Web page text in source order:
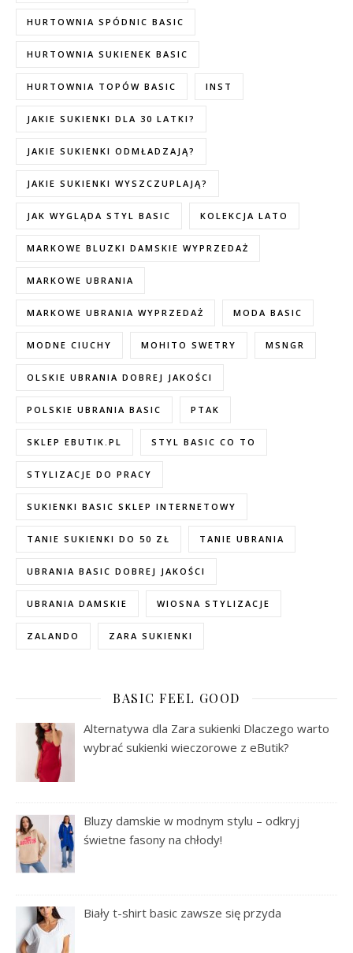
HURTOWNIA SPÓDNIC BASIC
HURTOWNIA SUKIENEK BASIC
HURTOWNIA TOPÓW BASIC INST
JAKIE SUKIENKI DLA 30 LATKI?
JAKIE SUKIENKI ODMŁADZAJĄ?
JAKIE SUKIENKI WYSZCZUPLAJĄ?
JAK WYGLĄDA STYL BASIC KOLEKCJA LATO
MARKOWE BLUZKI DAMSKIE WYPRZEDAŻ
MARKOWE UBRANIA
MARKOWE UBRANIA WYPRZEDAŻ MODA BASIC
MODNE CIUCHY MOHITO SWETRY MSNGR
OLSKIE UBRANIA DOBREJ JAKOŚCI
POLSKIE UBRANIA BASIC PTAK
SKLEP EBUTIK.PL STYL BASIC CO TO
STYLIZACJE DO PRACY
SUKIENKI BASIC SKLEP INTERNETOWY
TANIE SUKIENKI DO 50 ZŁ TANIE UBRANIA
UBRANIA BASIC DOBREJ JAKOŚCI
UBRANIA DAMSKIE WIOSNA STYLIZACJE
ZALANDO ZARA SUKIENKI
BASIC FEEL GOOD
Alternatywa dla Zara sukienki Dlaczego warto
wybrać sukienki wieczorowe z eButik?
Bluzy damskie w modnym stylu – odkryj
świetne fasony na chłody!
Biały t-shirt basic zawsze się przyda